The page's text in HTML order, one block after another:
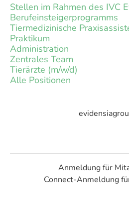
Stellen im Rahmen des IVC
Berufeinsteigerprogramms
Tiermedizinische
Praktikum
Administration
Zentrales Team
Tierärzte (m/w/d)
Alle Positionen
Anmeldung für
Connect-Anmeldung